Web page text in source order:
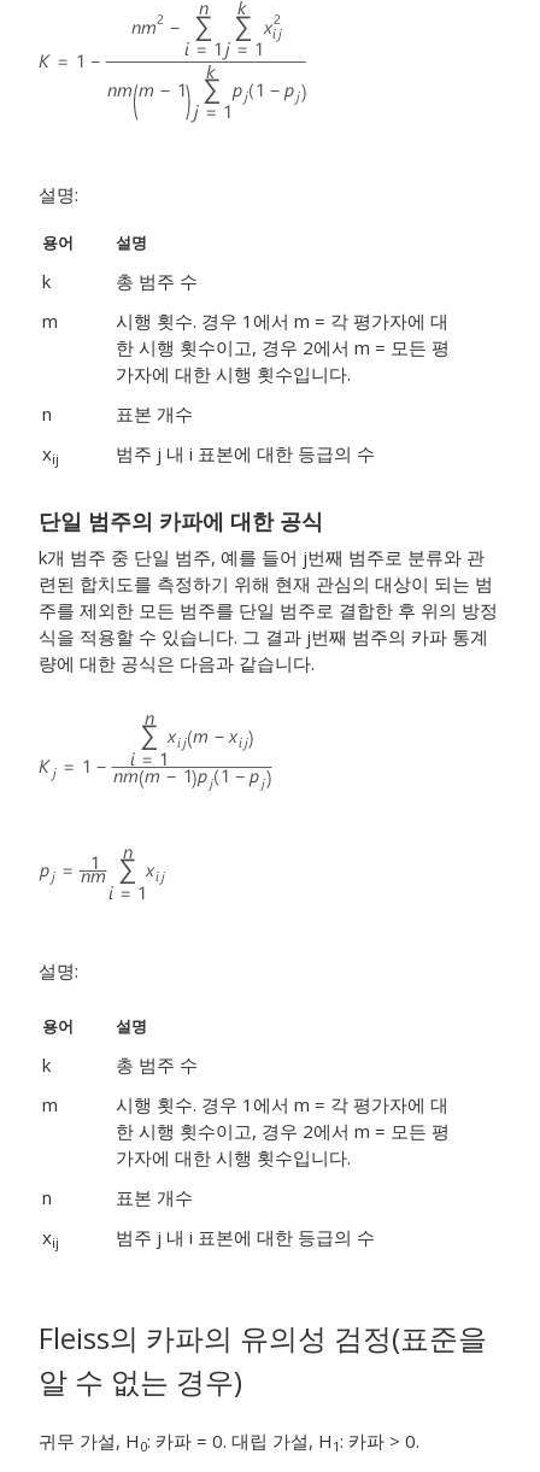
설명:
용어 설명
k
총 범주 수
m
시행 횟수. 경우 1에서 m = 각 평가자에 대
한 시행 횟수이고, 경우 2에서 m = 모든 평
가자에 대한 시행 횟수입니다.
n
표본 개수
xij 범주 j 내 i 표본에 대한 등급의 수
단일 범주의 카파에 대한 공식
k개 범주 중 단일 범주, 예를 들어 j번째 범주로 분류와 관
련된 합치도를 측정하기 위해 현재 관심의 대상이 되는 범
주를 제외한 모든 범주를 단일 범주로 결합한 후 위의 방정
식을 적용할 수 있습니다. 그 결과 j번째 범주의 카파 통계
량에 대한 공식은 다음과 같습니다.
설명:
용어 설명
k
총 범주 수
m
시행 횟수. 경우 1에서 m = 각 평가자에 대
한 시행 횟수이고, 경우 2에서 m = 모든 평
가자에 대한 시행 횟수입니다.
n
표본 개수
xij 범주 j 내 i 표본에 대한 등급의 수
Fleiss의 카파의 유의성 검정(표준을
알 수 없는 경우)
귀무 가설, H 0: 카파 = 0. 대립 가설, H 1: 카파 > 0.